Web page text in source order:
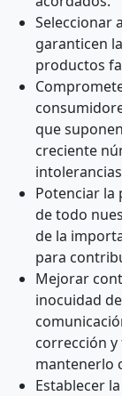
Seleccionar
garanticen
productos
que
creciente
Potenciar la
de todo
de la
para
Mejorar
inocuidad
corrección y
mantenerlo
Establecer